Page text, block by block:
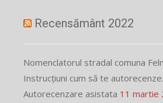
Recensământ 2022
Nomenclatorul stradal comuna
Instrucțiuni cum să te
Autorecenzare asistata 11 martie